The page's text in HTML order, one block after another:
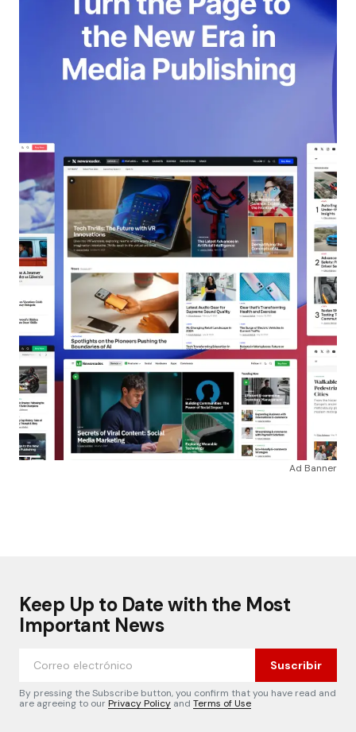
Ad Banner
Keep Up to Date with the Most
Important News
Suscribir
By pressing the Subscribe button, you confirm that you have read and
are agreeing to ourPrivacy Policy and Terms of Use